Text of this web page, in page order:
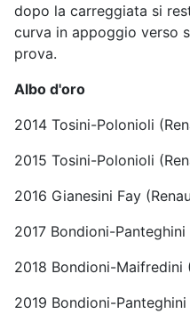
dopo la carreggiata si
curva in appoggio verso
prova.
Albo d'oro
2014 Tosini-Polonioli
2015 Tosini-Polonioli
2016 Gianesini Fay
2017 Bondioni-
2018 Bondioni-Maifredini
2019 Bondioni-